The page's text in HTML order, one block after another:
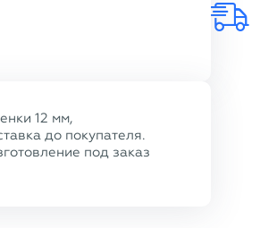
12 мм,
до покупателя.
под заказ